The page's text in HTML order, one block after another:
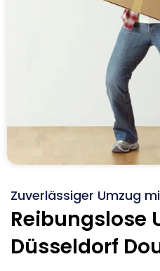
Zuverlässiger Umzug
Reibungslose
Düsseldorf